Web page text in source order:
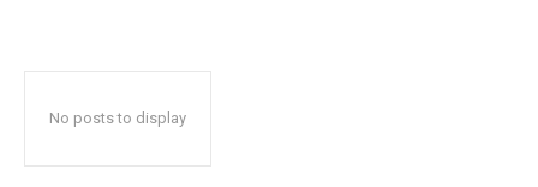
No posts to display